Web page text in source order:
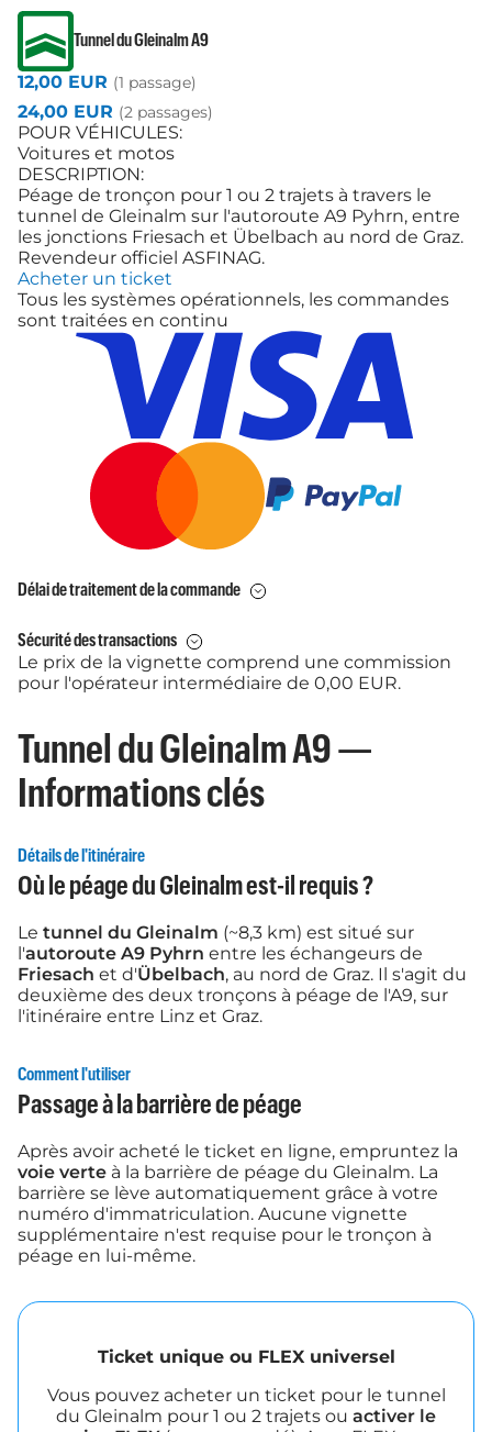
Tunnel du Gleinalm A9
12,00 EUR (1 passage)
24,00 EUR (2 passages)
POUR VÉHICULES:
Voitures et motos
DESCRIPTION:
Péage de tronçon pour 1 ou 2 trajets à travers le
tunnel de Gleinalm sur l'autoroute A9 Pyhrn, entre
les jonctions Friesach et Übelbach au nord de Graz.
Revendeur officiel ASFINAG.
Acheter un ticket
Tous les systèmes opérationnels, les commandes
sont traitées en continu
Délai de traitement de la commande
Sécurité des transactions
Le prix de la vignette comprend une commission
pour l'opérateur intermédiaire de 0,00 EUR.
Tunnel du Gleinalm A9 —
Informations clés
Détails de l'itinéraire
Où le péage du Gleinalm est-il requis ?
Le tunnel du Gleinalm (~8,3 km) est situé sur
l'autoroute A9 Pyhrn entre les échangeurs de
Friesach et d'Übelbach, au nord de Graz. Il s'agit du
deuxième des deux tronçons à péage de l'A9, sur
l'itinéraire entre Linz et Graz.
Comment l'utiliser
Passage à la barrière de péage
Après avoir acheté le ticket en ligne, empruntez la
voie verte à la barrière de péage du Gleinalm. La
barrière se lève automatiquement grâce à votre
numéro d'immatriculation. Aucune vignette
supplémentaire n'est requise pour le tronçon à
péage en lui-même.
Ticket unique ou FLEX universel
Vous pouvez acheter un ticket pour le tunnel
du Gleinalm pour 1 ou 2 trajets ou activer le